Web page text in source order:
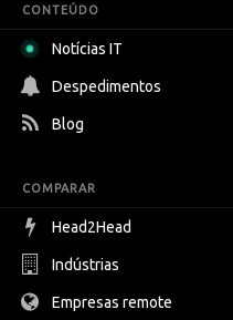
CONTEÚDO
Notícias IT
Despedimentos
Blog
COMPARAR
Head2Head
Indústrias
Empresas remote